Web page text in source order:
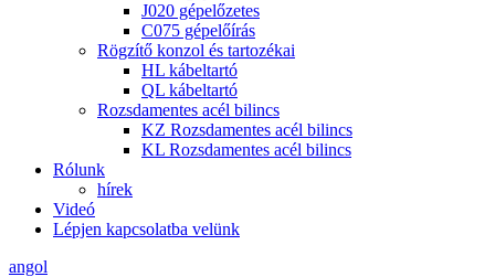
J020 gépelőzetes
C075 gépelőírás
Rögzítő konzol és tartozékai
HL kábeltartó
QL kábeltartó
Rozsdamentes acél bilincs
KZ Rozsdamentes acél bilincs
KL Rozsdamentes acél bilincs
Rólunk
hírek
Videó
Lépjen kapcsolatba velünk
angol